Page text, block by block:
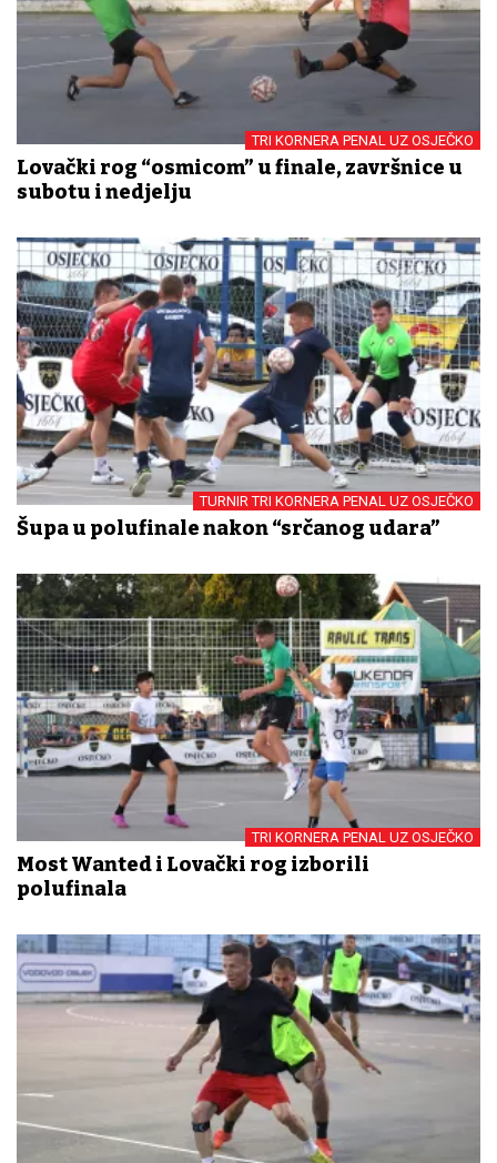
TRI KORNERA PENAL UZ OSJEČKO
Lovački rog “osmicom” u finale, završnice u
subotu i nedjelju
TURNIR TRI KORNERA PENAL UZ OSJEČKO
Šupa u polufinale nakon “srčanog udara”
TRI KORNERA PENAL UZ OSJEČKO
Most Wanted i Lovački rog izborili
polufinala